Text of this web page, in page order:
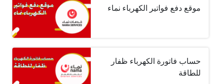
موقع دفع فواتير الكهرباء نماء
حساب فاتورة الكهرباء ظفار
للطاقة